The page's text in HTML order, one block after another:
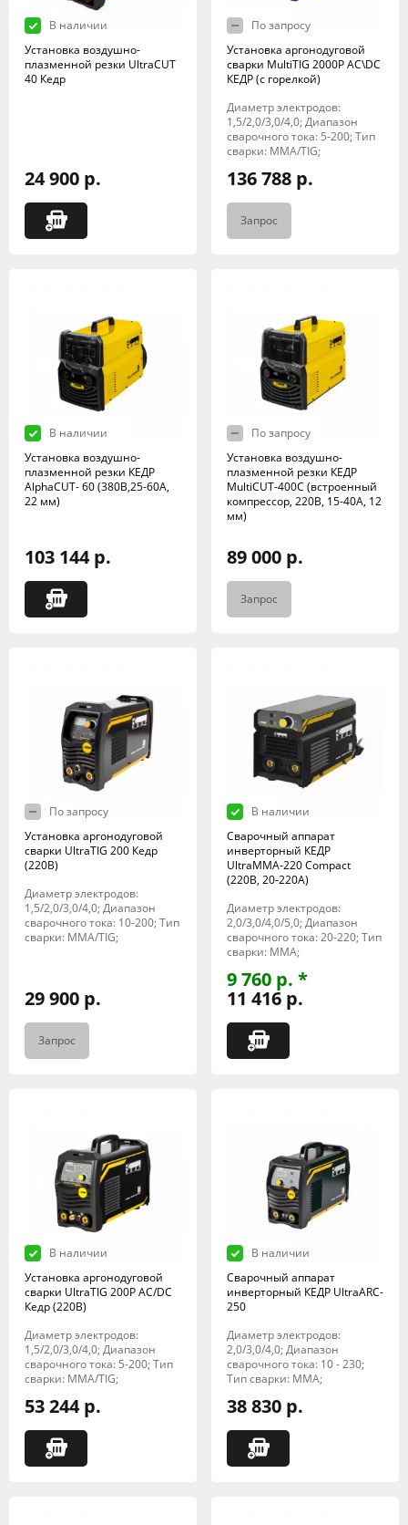
В наличии
Установка воздушно-
плазменной резки UltraCUT
40 Кедр
24 900 р.
По запросу
Установка аргонодуговой
сварки MultiTIG 2000P AC\DC
КЕДР (с горелкой)
Диаметр электродов:
1,5/2,0/3,0/4,0; Диапазон
сварочного тока: 5-200; Тип
сварки: MMA/TIG;
136 788 р.
Запрос
В наличии
Установка воздушно-
плазменной резки КЕДР
AlphaCUT- 60 (380В,25-60А,
22 мм)
103 144 р.
По запросу
Установка воздушно-
плазменной резки КЕДР
MultiCUT-400C (встроенный
компрессор, 220В, 15-40А, 12
мм)
89 000 р.
Запрос
По запросу
Установка аргонодуговой
сварки UltraTIG 200 Кедр
(220В)
Диаметр электродов:
1,5/2,0/3,0/4,0; Диапазон
сварочного тока: 10-200; Тип
сварки: MMA/TIG;
29 900 р.
Запрос
В наличии
Сварочный аппарат
инверторный КЕДР
UltraMMA-220 Compact
(220В, 20-220А)
Диаметр электродов:
2,0/3,0/4,0/5,0; Диапазон
сварочного тока: 20-220; Тип
сварки: MMA;
9 760 р. *
11 416 р.
В наличии
Установка аргонодуговой
сварки UltraTIG 200P AC/DC
Кедр (220В)
Диаметр электродов:
1,5/2,0/3,0/4,0; Диапазон
сварочного тока: 5-200; Тип
сварки: MMA/TIG;
53 244 р.
В наличии
Сварочный аппарат
инверторный КЕДР UltraARC-
250
Диаметр электродов:
2,0/3,0/4,0; Диапазон
сварочного тока: 10 - 230;
Тип сварки: MMA;
38 830 р.